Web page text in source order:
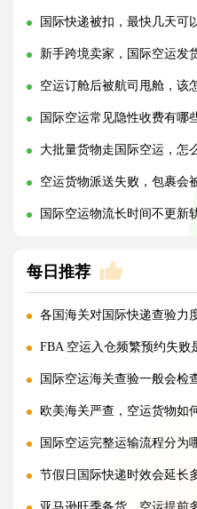
国际快递被扣，最快几天可以完成
新手跨境卖家，国际空运发货完
空运订舱后被航司甩舱，该怎么
国际空运常见隐性收费有哪些，
大批量货物走国际空运，怎么议价
空运货物派送失败，包裹会被如
国际空运物流长时间不更新轨迹是
每日推荐
各国海关对国际快递查验力度排行，哪
FBA 空运入仓频繁预约失败是
国际空运海关查验一般会检查
欧美海关严查，空运货物如
国际空运完整运输流程分为哪几
节假日国际快递时效会延长